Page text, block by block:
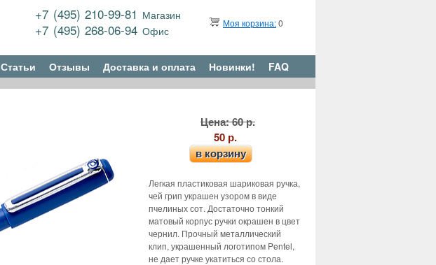
+7 (495) 210-99-81 Магазин
+7 (495) 268-06-94Офис
Моя корзина:0
Статьи Отзывы Доставка и оплата Новинки! FAQ
Цена: 60 р.
50 р.
в корзину
Легкая пластиковая шариковая ручка,
чей грип украшен узором в виде
пчелиных сот. Достаточно тонкий
матовый корпус ручки окрашен в цвет
чернил. Прочный металлический
клип, украшенный логотипом Pentel,
не дает ручке укатиться со стола.